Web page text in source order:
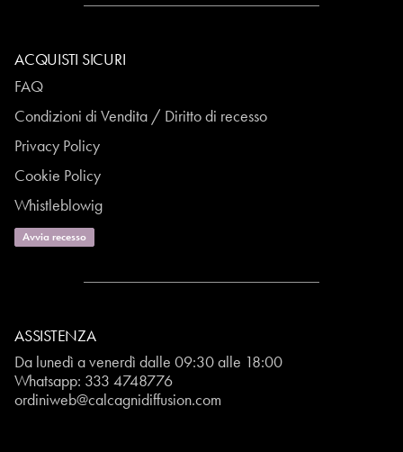
ACQUISTI SICURI
FAQ
Condizioni di Vendita / Diritto di recesso
Privacy Policy
Cookie Policy
Whistleblowig
Avvia recesso
ASSISTENZA
Da lunedì a venerdì dalle 09:30 alle 18:00
Whatsapp: 333 4748776
ordiniweb@calcagnidiffusion.com